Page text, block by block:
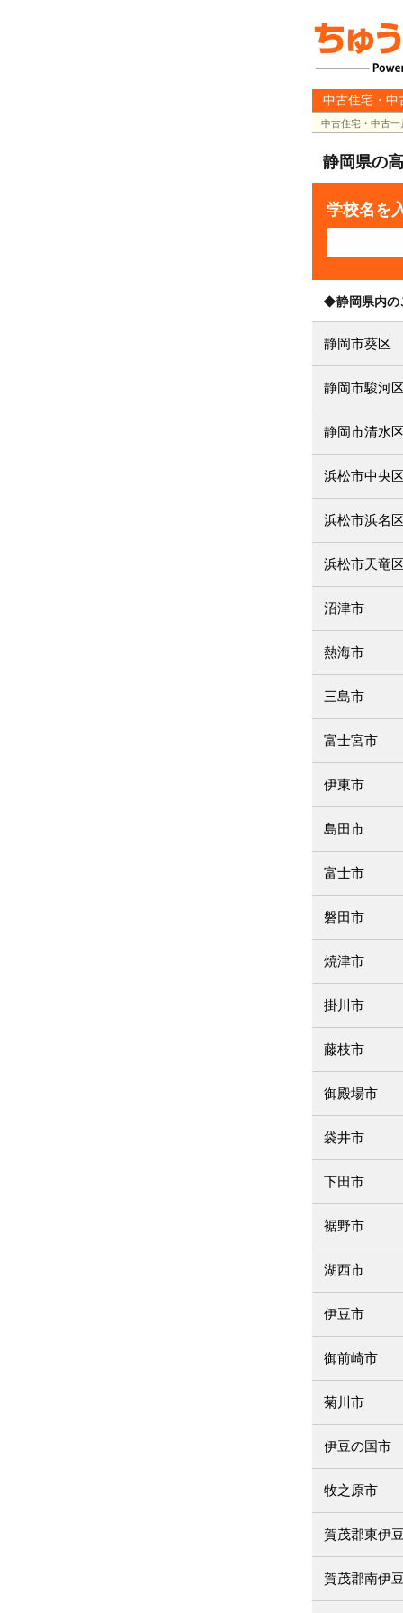
中古住宅・中
中古住宅・中古
静岡県の
学校名を
◆静岡県内の
静岡市葵区
静岡市駿河区
静岡市清水区
浜松市中央区
浜松市浜名区
浜松市天竜区
沼津市
熱海市
三島市
富士宮市
伊東市
島田市
富士市
磐田市
焼津市
掛川市
藤枝市
御殿場市
袋井市
下田市
裾野市
湖西市
伊豆市
御前崎市
菊川市
伊豆の国市
牧之原市
賀茂郡東伊
賀茂郡南伊